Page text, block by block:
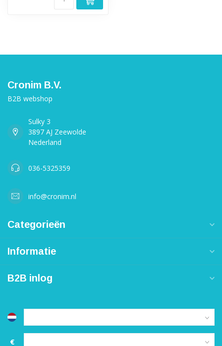
Cronim B.V.
B2B webshop
Sulky 3
3897 AJ Zeewolde
Nederland
036-5325359
info@cronim.nl
Categorieën
Informatie
B2B inlog
€